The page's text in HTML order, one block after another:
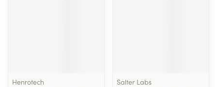
Henrotech
Salter Labs